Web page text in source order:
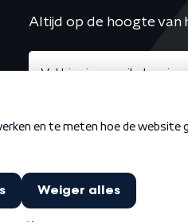
Altijd op de hoogte van